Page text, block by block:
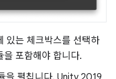
있는 체크박스를 선택하
을 포함해야 합니다.